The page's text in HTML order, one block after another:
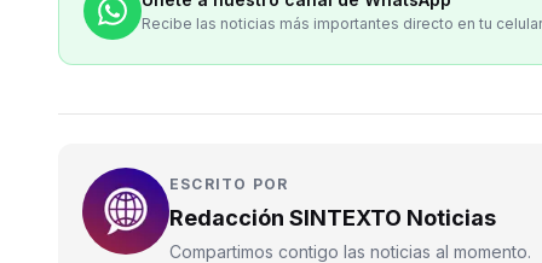
Recibe las noticias más importantes directo en tu celular
ESCRITO POR
Redacción SINTEXTO Noticias
Compartimos contigo las noticias al momento.